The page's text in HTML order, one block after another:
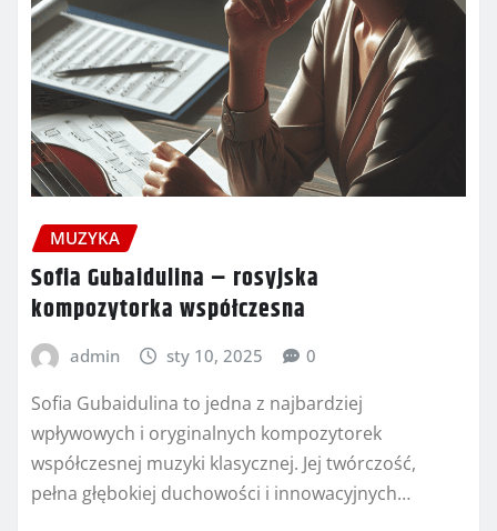
MUZYKA
Sofia Gubaidulina – rosyjska
kompozytorka współczesna
admin sty 10, 2025 0
Sofia Gubaidulina to jedna z najbardziej
wpływowych i oryginalnych kompozytorek
współczesnej muzyki klasycznej. Jej twórczość,
pełna głębokiej duchowości i innowacyjnych…